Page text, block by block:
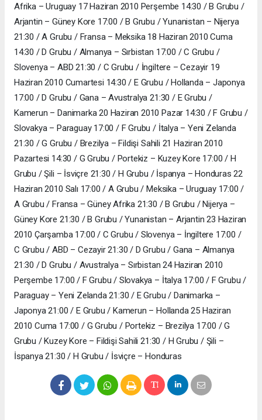
Afrika – Uruguay 17 Haziran 2010 Perşembe 14:30 / B Grubu /
Arjantin – Güney Kore 17:00 / B Grubu / Yunanistan – Nijerya
21:30 / A Grubu / Fransa – Meksika 18 Haziran 2010 Cuma
14:30 / D Grubu / Almanya – Sırbistan 17:00 / C Grubu /
Slovenya – ABD 21:30 / C Grubu / İngiltere – Cezayir 19
Haziran 2010 Cumartesi 14:30 / E Grubu / Hollanda – Japonya
17:00 / D Grubu / Gana – Avustralya 21:30 / E Grubu /
Kamerun – Danimarka 20 Haziran 2010 Pazar 14:30 / F Grubu /
Slovakya – Paraguay 17:00 / F Grubu / İtalya – Yeni Zelanda
21:30 / G Grubu / Brezilya – Fildişi Sahili 21 Haziran 2010
Pazartesi 14:30 / G Grubu / Portekiz – Kuzey Kore 17:00 / H
Grubu / Şili – İsviçre 21:30 / H Grubu / İspanya – Honduras 22
Haziran 2010 Salı 17:00 / A Grubu / Meksika – Uruguay 17:00 /
A Grubu / Fransa – Güney Afrika 21:30 / B Grubu / Nijerya –
Güney Kore 21:30 / B Grubu / Yunanistan – Arjantin 23 Haziran
2010 Çarşamba 17:00 / C Grubu / Slovenya – İngiltere 17:00 /
C Grubu / ABD – Cezayir 21:30 / D Grubu / Gana – Almanya
21:30 / D Grubu / Avustralya – Sırbistan 24 Haziran 2010
Perşembe 17:00 / F Grubu / Slovakya – İtalya 17:00 / F Grubu /
Paraguay – Yeni Zelanda 21:30 / E Grubu / Danimarka –
Japonya 21:00 / E Grubu / Kamerun – Hollanda 25 Haziran
2010 Cuma 17:00 / G Grubu / Portekiz – Brezilya 17:00 / G
Grubu / Kuzey Kore – Fildişi Sahili 21:30 / H Grubu / Şili –
İspanya 21:30 / H Grubu / İsviçre – Honduras